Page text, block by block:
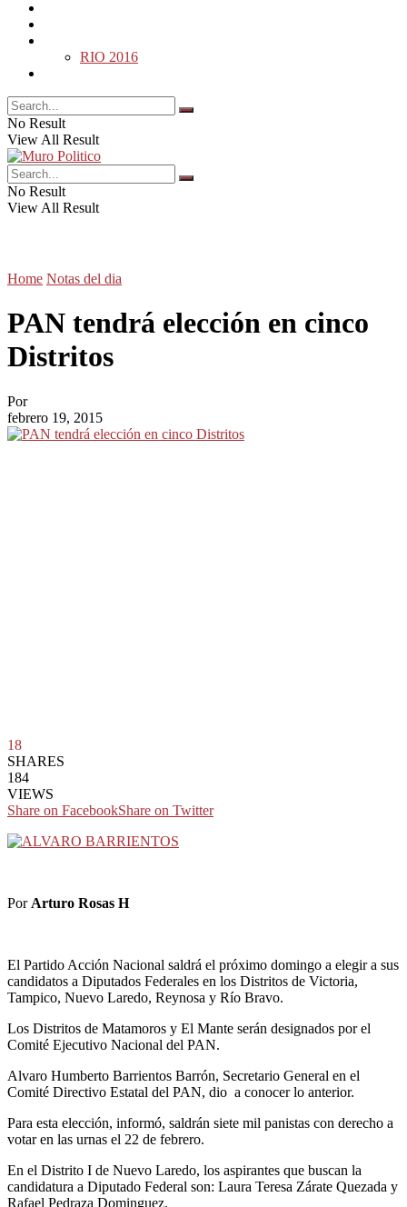
RIO 2016
No Result
View All Result
No Result
View All Result
Home Notas del dia
PAN tendrá elección en cinco
Distritos
Por
febrero 19, 2015
18
SHARES
184
VIEWS
Share on FacebookShare on Twitter
Por Arturo Rosas H
El Partido Acción Nacional saldrá el próximo domingo a elegir a sus
candidatos a Diputados Federales en los Distritos de Victoria,
Tampico, Nuevo Laredo, Reynosa y Río Bravo.
Los Distritos de Matamoros y El Mante serán designados por el
Comité Ejecutivo Nacional del PAN.
Alvaro Humberto Barrientos Barrón, Secretario General en el
Comité Directivo Estatal del PAN, dio a conocer lo anterior.
Para esta elección, informó, saldrán siete mil panistas con derecho a
votar en las urnas el 22 de febrero.
En el Distrito I de Nuevo Laredo, los aspirantes que buscan la
candidatura a Diputado Federal son: Laura Teresa Zárate Quezada y
Rafael Pedraza Dominguez.